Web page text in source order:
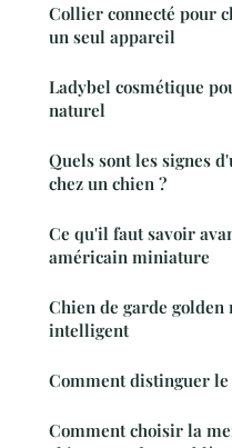
Collier connecté pour
un seul appareil
Ladybel cosmétique
naturel
Quels sont les signes
chez un chien ?
Ce qu'il faut savoir
américain miniature
Chien de garde
intelligent
Comment distinguer le
Comment choisir la